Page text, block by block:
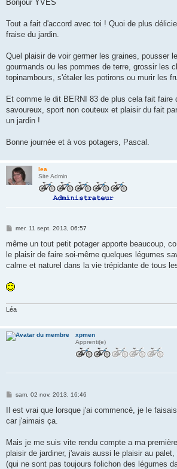
g
Bonjour YVES
Tout a fait d'accord avec toi ! Quoi de plus
fraise du jardin.
Quel plaisir de voir germer les graines, pousser
gourmands ou les pommes de terre, grossir les
topinambours, s'étaler les potirons ou murir les
Et comme le dit BERNI 83 de plus cela fait faire
savoureux, sport non couteux et plaisir du fait
un jardin !
Bonne journée et à vos potagers, Pascal.
lea
Site Admin
M
s
a
g
mer. 11 sept. 2013, 06:57
même un tout petit potager apporte beaucoup,
le plaisir de faire soi-même quelques légumes
calme et naturel dans la vie trépidante de tous
Léa
xpmen
Apprenti(e)
M
s
a
sam. 02 nov. 2013, 16:46
Il est vrai que lorsque j'ai commencé, je le
car j'aimais ça.
Mais je me suis vite rendu compte a ma
plaisir de jardiner, j'avais aussi le plaisir au
(qui ne sont pas toujours folichon des légumes